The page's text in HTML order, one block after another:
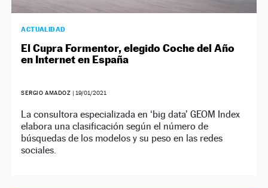
ACTUALIDAD
El Cupra Formentor, elegido Coche del Año
en Internet en España
SERGIO AMADOZ | 19/01/2021
La consultora especializada en ‘big data’ GEOM Index
elabora una clasificación según el número de
búsquedas de los modelos y su peso en las redes
sociales.